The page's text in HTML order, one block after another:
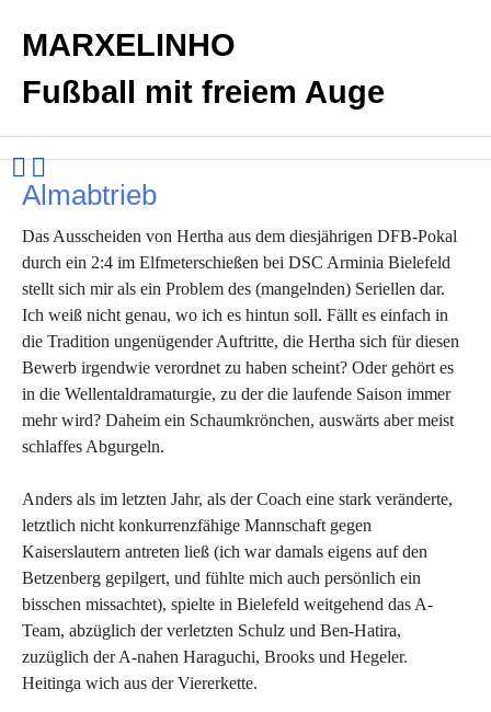
MARXELINHO
Fußball mit freiem Auge
Almabtrieb
Das Ausscheiden von Hertha aus dem diesjährigen DFB-Pokal
durch ein 2:4 im Elfmeterschießen bei DSC Arminia Bielefeld
stellt sich mir als ein Problem des (mangelnden) Seriellen dar.
Ich weiß nicht genau, wo ich es hintun soll. Fällt es einfach in
die Tradition ungenügender Auftritte, die Hertha sich für diesen
Bewerb irgendwie verordnet zu haben scheint? Oder gehört es
in die Wellentaldramaturgie, zu der die laufende Saison immer
mehr wird? Daheim ein Schaumkrönchen, auswärts aber meist
schlaffes Abgurgeln.
Anders als im letzten Jahr, als der Coach eine stark veränderte,
letztlich nicht konkurrenzfähige Mannschaft gegen
Kaiserslautern antreten ließ (ich war damals eigens auf den
Betzenberg gepilgert, und fühlte mich auch persönlich ein
bisschen missachtet), spielte in Bielefeld weitgehend das A-
Team, abzüglich der verletzten Schulz und Ben-Hatira,
zuzüglich der A-nahen Haraguchi, Brooks und Hegeler.
Heitinga wich aus der Viererkette.